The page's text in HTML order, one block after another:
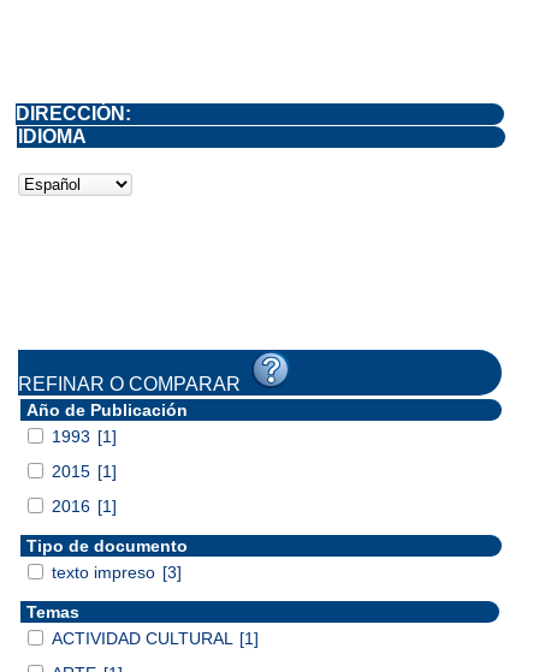
DIRECCIÓN:
IDIOMA
REFINAR O COMPARAR
Año de Publicación
1993 [1]
2015 [1]
2016 [1]
Tipo de documento
texto impreso [3]
Temas
ACTIVIDAD CULTURAL
[1]